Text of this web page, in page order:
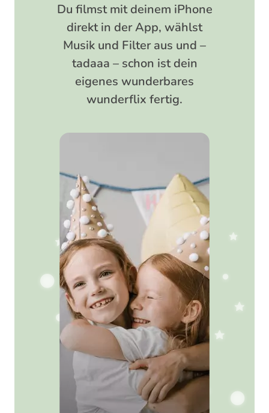
Du filmst mit deinem iPhone
direkt in der App, wählst
Musik und Filter aus und –
tadaaa – schon ist dein
eigenes wunderbares
wunderflix fertig.